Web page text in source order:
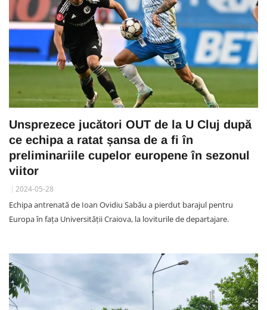
Unsprezece jucători OUT de la U Cluj după
ce echipa a ratat șansa de a fi în
preliminariile cupelor europene în sezonul
viitor
2024-05-28
Echipa antrenată de Ioan Ovidiu Sabău a pierdut barajul pentru
Europa în fața Universității Craiova, la loviturile de departajare.